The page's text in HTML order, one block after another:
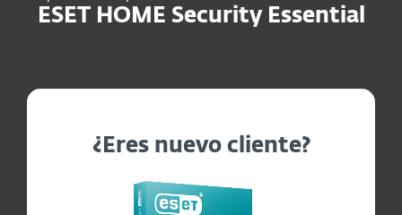
ESET HOME Security Essential
¿Eres nuevo cliente?